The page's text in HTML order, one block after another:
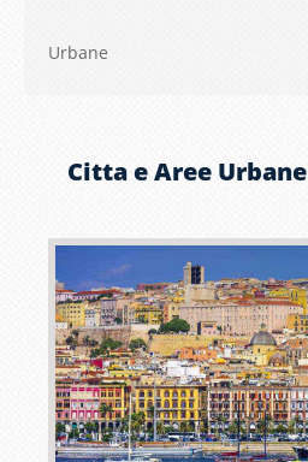
Urbane
Citta e Aree Urbane